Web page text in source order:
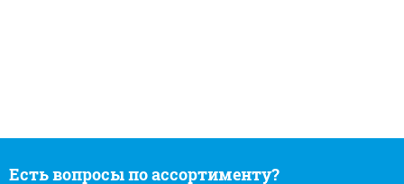
Есть вопросы по ассортименту?